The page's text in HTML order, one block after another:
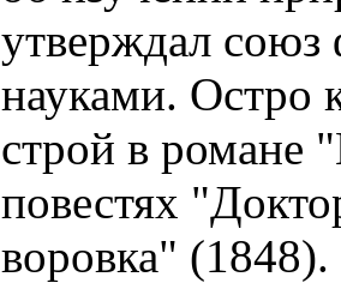
утверждал союз
науками. Остро
строй в романе
повестях
воровка"